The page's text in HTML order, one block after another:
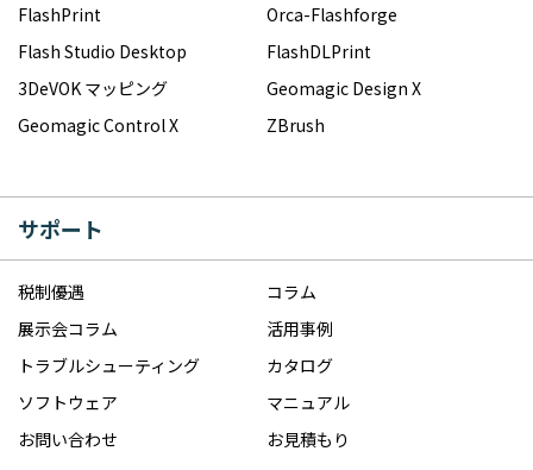
FlashPrint
Orca-Flashforge
Flash Studio Desktop
FlashDLPrint
3DeVOK マッピング
Geomagic Design X
Geomagic Control X
ZBrush
サポート
税制優遇
コラム
展示会コラム
活用事例
トラブルシューティング
カタログ
ソフトウェア
マニュアル
お問い合わせ
お見積もり